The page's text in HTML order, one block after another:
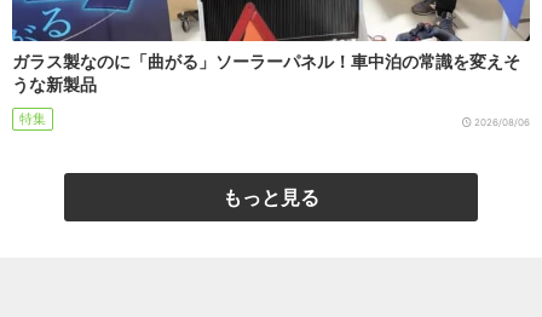
ガラス製なのに「曲がる」ソーラーパネル！車中泊の常識を変えそ
うな新製品
特集 2026/08/06
もっと見る